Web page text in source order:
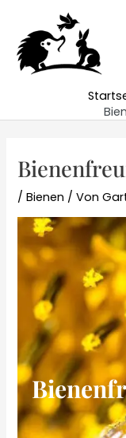
springen
/Bienen / Von